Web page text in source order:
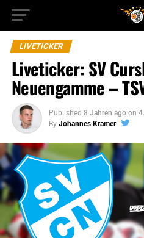
LIVETICKER
Liveticker: SV
Neuengamme –
Published 8 Jahren ago on
By Johannes Kramer